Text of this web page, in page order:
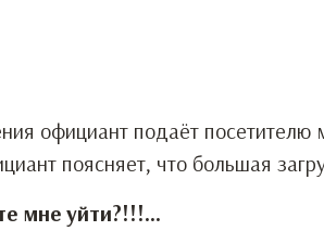
официант подаёт
поясняет, что большая
мне уйти?!!!...